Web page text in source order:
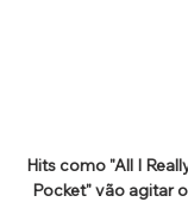
Hits como "All I
Pocket" vão agitar